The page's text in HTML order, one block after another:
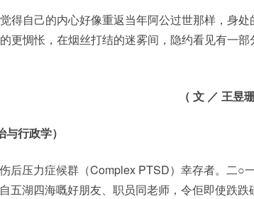
得自己的内心好像重返当年阿公过世那样，身处
更惆怅，在烟丝打结的迷雾间，隐约看见有一部
（ 文 ／ 王昱
与行政学）
后压力症候群（Complex PTSD）幸存者。二○
五湖四海嘅好朋友、职员同老师，令佢即使跌跌